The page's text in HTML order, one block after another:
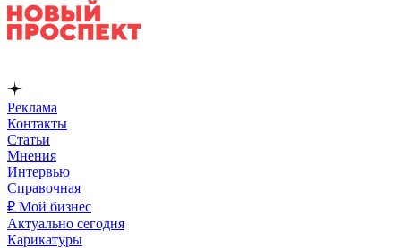
Реклама
Контакты
Статьи
Мнения
Интервью
Справочная
₽ Мой бизнес
Актуально сегодня
Карикатуры